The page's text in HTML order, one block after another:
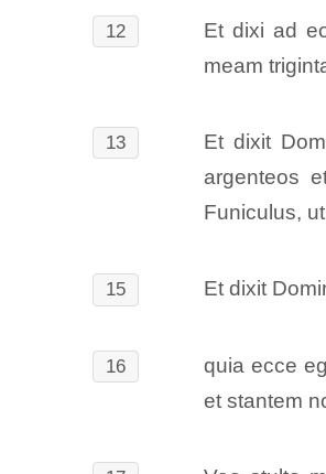
12
Et dixi ad
meam
13
Et dixit
argenteos
Funiculus,
15 Et dixit
16
quia ecce
et stantem